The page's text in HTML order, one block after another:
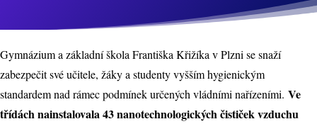
Gymnázium a základní škola Františka Křižíka v Plzni se snaží
zabezpečit své učitele, žáky a studenty vyšším hygienickým
standardem nad rámec podmínek určených vládními nařízeními. Ve
třídách nainstalovala 43 nanotechnologických čističek vzduchu